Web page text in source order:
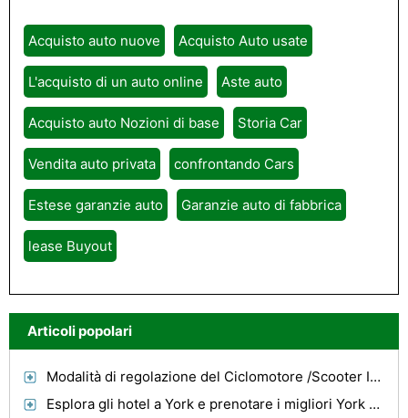
Acquisto auto nuove Acquisto Auto usate
L'acquisto di un auto online Aste auto
Acquisto auto Nozioni di base Storia Car
Vendita auto privata confrontando Cars
Estese garanzie auto Garanzie auto di fabbrica
lease Buyout
Articoli popolari
Modalità di regolazione del Ciclomotore /Scooter Idle
Esplora gli hotel a York e prenotare i migliori York Alloggio